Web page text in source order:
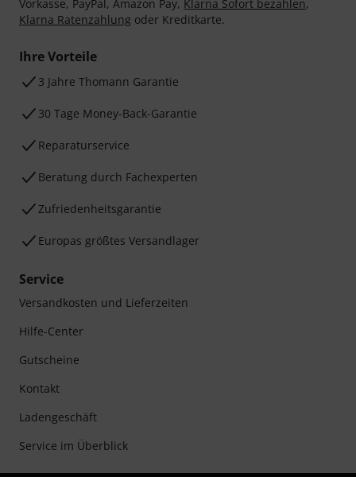
Vorkasse, PayPal, Amazon Pay, Klarna Sofort bezahlen,
Klarna Ratenzahlung oder Kreditkarte.
Ihre Vorteile
3 Jahre Thomann Garantie
30 Tage Money-Back-Garantie
Reparaturservice
Beratung durch Fachexperten
Zufriedenheitsgarantie
Europas größtes Versandlager
Service
Versandkosten und Lieferzeiten
Hilfe-Center
Gutscheine
Kontakt
Ladengeschäft
Service im Überblick